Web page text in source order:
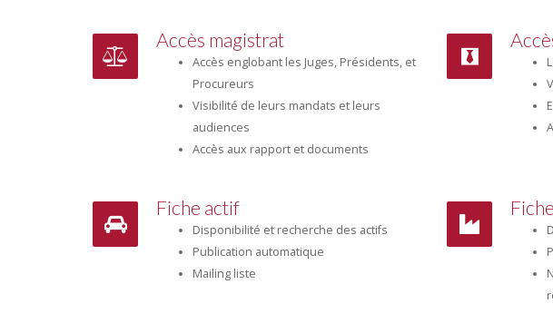
Accès magistrat
Accès englobant les Juges, Présidents, et
Procureurs
Visibilité de leurs mandats et leurs
audiences
Accès aux rapport et documents
Fiche actif
Disponibilité et recherche des actifs
Publication automatique
Mailing liste